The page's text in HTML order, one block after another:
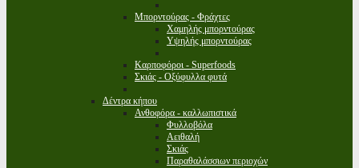
Μπορντούρας - Φράχτες
Χαμηλής μπορντούρας
Υψηλής μπορντούρας
Καρποφόροι - Superfoods
Σκιάς - Οξύφυλλα φυτά
Δέντρα κήπου
Ανθοφόρα - καλλωπιστικά
Φυλλοβόλα
Αειθαλή
Σκιάς
Παραθαλάσσιων περιοχών